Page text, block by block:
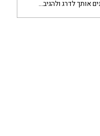
אותך לדרג ולהגיב...